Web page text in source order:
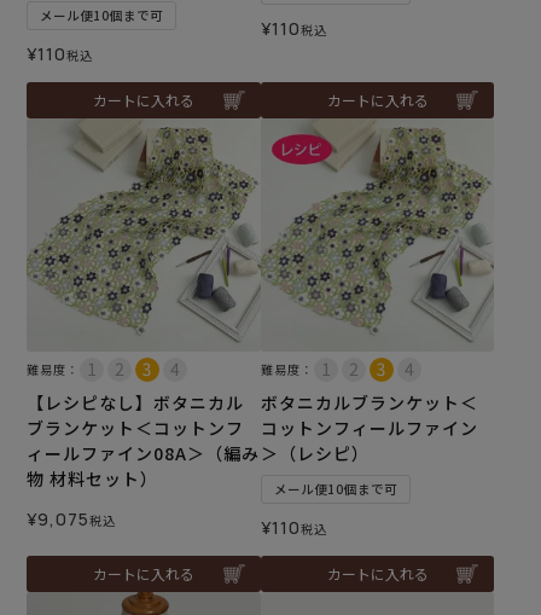
メール便10個まで可
¥110税込
カートに入れる
¥110税込
カートに入れる
難易度：
【レシピなし】ボタニカル
ブランケット＜コットンフ
ィールファイン08A＞（編み
物 材料セット）
¥9,075税込
カートに入れる
難易度：
ボタニカルブランケット＜
コットンフィールファイン
＞（レシピ）
メール便10個まで可
¥110税込
カートに入れる